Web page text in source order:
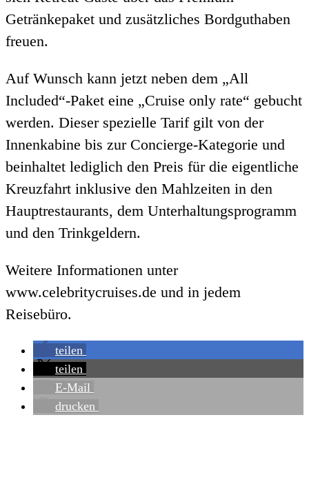
Getränkepaket und zusätzliches Bordguthaben
freuen.
Auf Wunsch kann jetzt neben dem „All
Included“-Paket eine „Cruise only rate“ gebucht
werden. Dieser spezielle Tarif gilt von der
Innenkabine bis zur Concierge-Kategorie und
beinhaltet lediglich den Preis für die eigentliche
Kreuzfahrt inklusive den Mahlzeiten in den
Hauptrestaurants, dem Unterhaltungsprogramm
und den Trinkgeldern.
Weitere Informationen unter
www.celebritycruises.de und in jedem
Reisebüro.
teilen
teilen
E-Mail
drucken